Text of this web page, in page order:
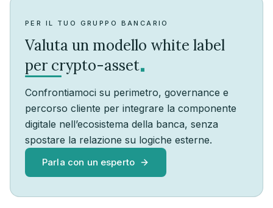
PER IL TUO GRUPPO BANCARIO
Valuta un modello white label
per crypto-asset .
Confrontiamoci su perimetro, governance e
percorso cliente per integrare la componente
digitale nell’ecosistema della banca, senza
spostare la relazione su logiche esterne.
Parla con un esperto